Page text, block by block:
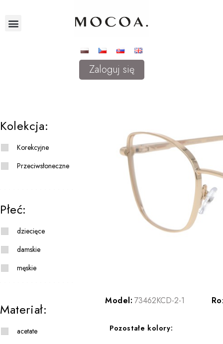
Zaloguj się
Kolekcja:
Korekcyjne
Przeciwsłoneczne
Płeć:
dziecięce
damskie
męskie
Materiał:
acetate
Model: 73462KCD-2-1
Pozostałe kolory: